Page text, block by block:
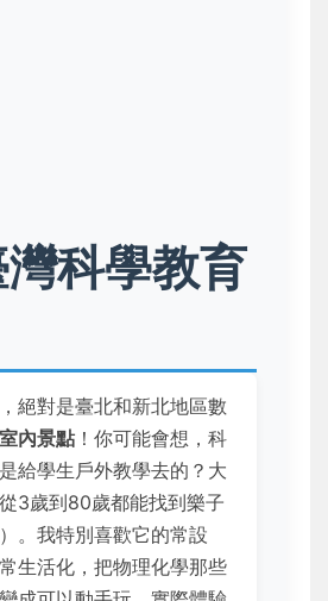
灣科學教育
絕對是臺北和新北地區數
室內景點 ！你可能會想，科
給學生戶外教學去的？大
3歲到80歲都能找到樂子
。我特別喜歡它的常設
生活化，把物理化學那些